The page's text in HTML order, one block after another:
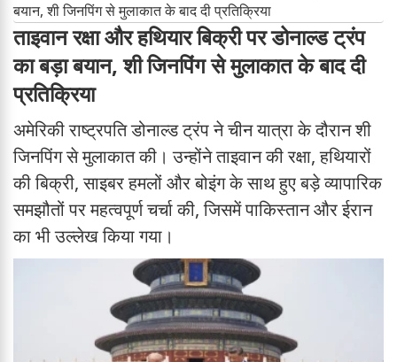
बयान, शी जिनपिंग से मुलाकात के बाद दी प्रतिक्रिया
ताइवान रक्षा और हथियार बिक्री पर डोनाल्ड ट्रंप
का बड़ा बयान, शी जिनपिंग से मुलाकात के बाद दी
प्रतिक्रिया
अमेरिकी राष्ट्रपति डोनाल्ड ट्रंप ने चीन यात्रा के दौरान शी
जिनपिंग से मुलाकात की। उन्होंने ताइवान की रक्षा, हथियारों
की बिक्री, साइबर हमलों और बोइंग के साथ हुए बड़े व्यापारिक
समझौतों पर महत्वपूर्ण चर्चा की, जिसमें पाकिस्तान और ईरान
का भी उल्लेख किया गया।